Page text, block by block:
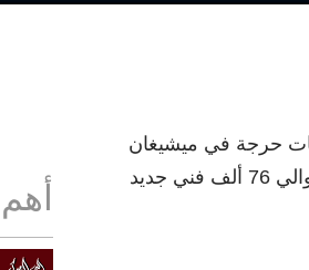
حرجة في ميشيغان
وعموم الولايات المتحدة، موضحًا أن قطاع السيارات يحتاج الى حوالي 76 ألف فني جديد